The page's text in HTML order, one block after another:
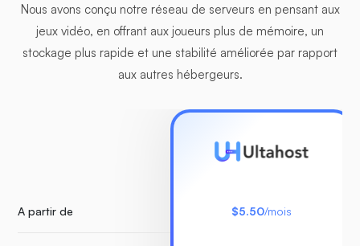
Nous avons conçu notre réseau de serveurs en pensant aux
jeux vidéo, en offrant aux joueurs plus de mémoire, un
stockage plus rapide et une stabilité améliorée par rapport
aux autres hébergeurs.
A partir de $5.50/mois